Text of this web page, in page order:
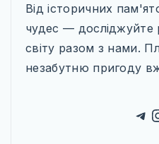
Від історичних
чудес — досліджуйте
світу разом з нами.
незабутню пригоду